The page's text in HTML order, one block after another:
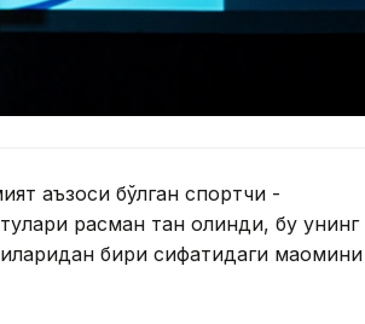
аъзоси бўлган спортчи -
расман тан олинди, бу унинг
бири сифатидаги мақомини